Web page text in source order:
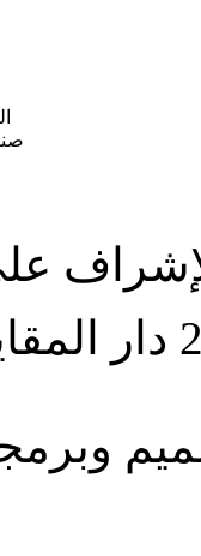
صندوق
دار